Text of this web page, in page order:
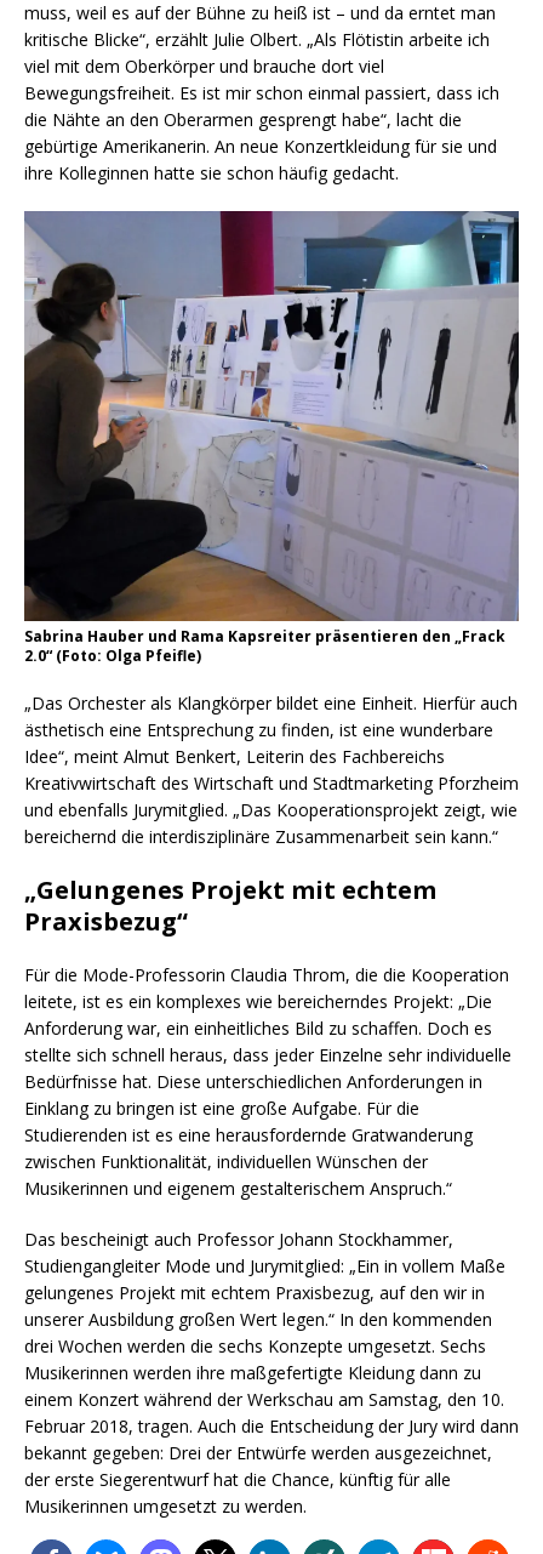
muss, weil es auf der Bühne zu heiß ist – und da erntet man
kritische Blicke“, erzählt Julie Olbert. „Als Flötistin arbeite ich
viel mit dem Oberkörper und brauche dort viel
Bewegungsfreiheit. Es ist mir schon einmal passiert, dass ich
die Nähte an den Oberarmen gesprengt habe“, lacht die
gebürtige Amerikanerin. An neue Konzertkleidung für sie und
ihre Kolleginnen hatte sie schon häufig gedacht.
Sabrina Hauber und Rama Kapsreiter präsentieren den „Frack
2.0“ (Foto: Olga Pfeifle)
„Das Orchester als Klangkörper bildet eine Einheit. Hierfür auch
ästhetisch eine Entsprechung zu finden, ist eine wunderbare
Idee“, meint Almut Benkert, Leiterin des Fachbereichs
Kreativwirtschaft des Wirtschaft und Stadtmarketing Pforzheim
und ebenfalls Jurymitglied. „Das Kooperationsprojekt zeigt, wie
bereichernd die interdisziplinäre Zusammenarbeit sein kann.“
„Gelungenes Projekt mit echtem
Praxisbezug“
Für die Mode-Professorin Claudia Throm, die die Kooperation
leitete, ist es ein komplexes wie bereicherndes Projekt: „Die
Anforderung war, ein einheitliches Bild zu schaffen. Doch es
stellte sich schnell heraus, dass jeder Einzelne sehr individuelle
Bedürfnisse hat. Diese unterschiedlichen Anforderungen in
Einklang zu bringen ist eine große Aufgabe. Für die
Studierenden ist es eine herausfordernde Gratwanderung
zwischen Funktionalität, individuellen Wünschen der
Musikerinnen und eigenem gestalterischem Anspruch.“
Das bescheinigt auch Professor Johann Stockhammer,
Studiengangleiter Mode und Jurymitglied: „Ein in vollem Maße
gelungenes Projekt mit echtem Praxisbezug, auf den wir in
unserer Ausbildung großen Wert legen.“ In den kommenden
drei Wochen werden die sechs Konzepte umgesetzt. Sechs
Musikerinnen werden ihre maßgefertigte Kleidung dann zu
einem Konzert während der Werkschau am Samstag, den 10.
Februar 2018, tragen. Auch die Entscheidung der Jury wird dann
bekannt gegeben: Drei der Entwürfe werden ausgezeichnet,
der erste Siegerentwurf hat die Chance, künftig für alle
Musikerinnen umgesetzt zu werden.